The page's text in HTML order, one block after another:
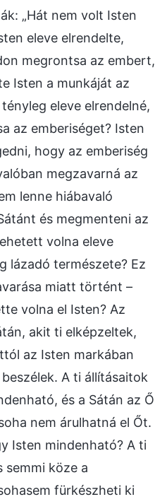
„Hát nem volt Isten
eleve elrendelte,
megrontsa az embert,
Isten a munkáját az
eleve elrendelné,
az emberiséget? Isten
hogy az emberiség
megzavarná az
lenne hiábavaló
és megmenteni az
volna eleve
lázadó természete? Ez
miatt történt –
volna el Isten? Az
akit ti elképzeltek,
az Isten markában
A ti állításaitok
és a Sátán az Ő
nem árulhatná el Őt.
Isten mindenható? A ti
köze a
fürkészheti ki